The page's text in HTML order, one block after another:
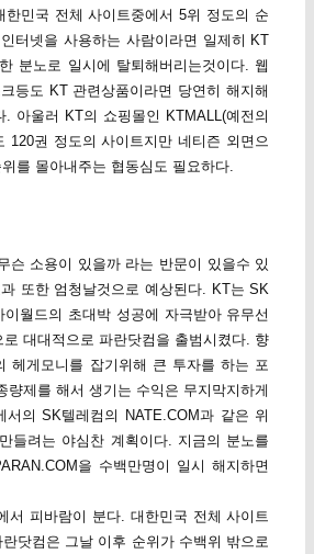
한민국 전체 사이트중에서 5위 정도의 순
터넷을 사용하는 사람이라면 일제히 KT
분노로 일시에 탈퇴해버리는것이다. 웹
등도 KT 관련상품이라면 당연히 해지해
. 아울러 KT의 쇼핑몰인 KTMALL(예전의
120권 정도의 사이트지만 네티즌 외면으
를 몰아내주는 협동심도 필요하다.
슨 소용이 있을까 라는 반문이 있을수 있
또한 엄청날것으로 예상된다. KT는 SK
이월드의 초대박 성공에 자극받아 유무선
대대적으로 파란닷컴을 출범시켰다. 향
헤게모니를 잡기위해 큰 투자를 하는 포
량제를 해서 생기는 수익은 무지막지하게
서의 SK텔레컴의 NATE.COM과 같은 위
들려는 야심찬 계획이다. 지금의 분노를
을 수백만명이 일시 해지하면
서 피바람이 분다. 대한민국 전체 사이트
닷컴은 그날 이후 순위가 수백위 밖으로